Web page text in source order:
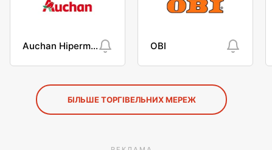
Auchan Hipermarket OBI
БІЛЬШЕ ТОРГІВЕЛЬНИХ МЕРЕЖ